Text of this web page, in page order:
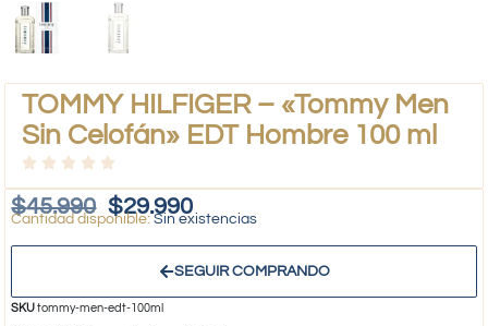
TOMMY HILFIGER – «Tommy Men
Sin Celofán» EDT Hombre 100 ml
$45.990 $29.990
Sin existencias
SEGUIR COMPRANDO
SKUtommy-men-edt-100ml